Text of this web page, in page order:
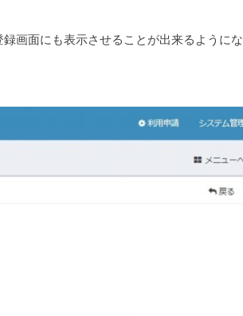
画面にも表示させることが出来るようにな